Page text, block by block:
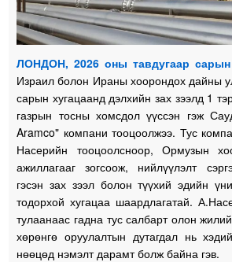
ЛОНДОН, 2026 оны тавдугаар сарын
Израил болон Ираны хоорондох дайны
сарын хугацаанд дэлхийн зах зээлд 1
газрын тосны хомсдол үүссэн гэж
Aramco" компани тооцоолжээ. Тус
Насерийн тооцоолсноор, Ормузын
ажиллагааг зогсоож, нийлүүлэлт
гэсэн зах зээл болон түүхий эдийн
тодорхой хугацаа шаардлагатай.
тулаанаас гадна тус салбарт олон
хөрөнгө оруулалтын дутагдал нь
нөөцөд нэмэлт дарамт болж байна гэв.